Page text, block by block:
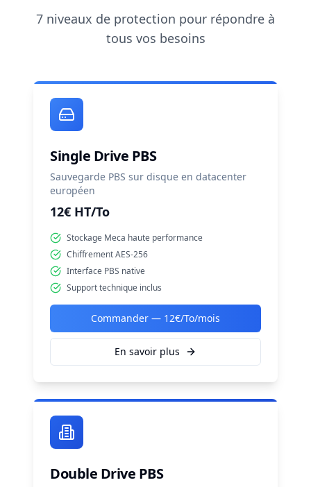
7 niveaux de protection pour répondre à
tous vos besoins
Single Drive PBS
Sauvegarde PBS sur disque en datacenter
européen
12€ HT/To
Stockage Meca haute performance
Chiffrement AES-256
Interface PBS native
Support technique inclus
Commander — 12€/To/mois
En savoir plus
Double Drive PBS